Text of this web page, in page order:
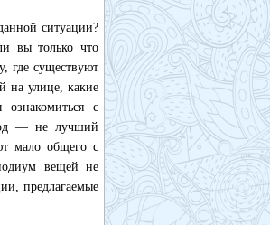
ситуации?
вы только что
где существуют
на улице, какие
с
— не лучший
мало общего с
вещей не
предлагаемые